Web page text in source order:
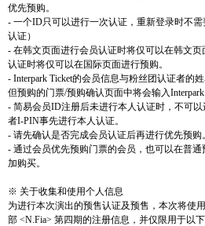
优先预购。
- 一个ID只可以进行一次认证 ，重新登录时不需
认证）
- 在韩文页面进行会员认证时将仅可以在韩文页
认证时将仅可以在国 际页面进行预购。
- Interpark Ticket的会员信息与粉丝团认证者的
但预购的门票/预购确认页面中将会输入
- 简易会员ID注册后未进行本人认证时 ，不可以
者I-PIN事先进行本人认证。
- 请先确认是否完成会员认证后再进行优先预购。
- 通过会员优先预购门票的会员 ， 也可以在普通
加购买。
※ 关于收集和使用个人信息
为进行本次演出的预售认证及预售，本次将使用
部 <N.Fia> 第四期的注册信息， 并仅限用于以下